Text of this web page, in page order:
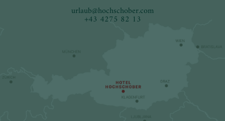
urlaub@hochschober.com
+43 4275 82 13